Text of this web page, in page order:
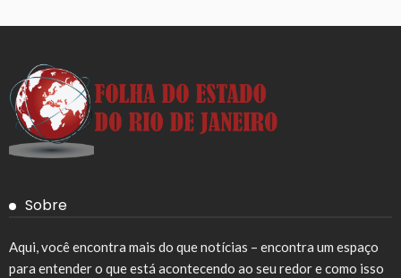
Sobre
Aqui, você encontra mais do que notícias – encontra um espaço
para entender o que está acontecendo ao seu redor e como isso